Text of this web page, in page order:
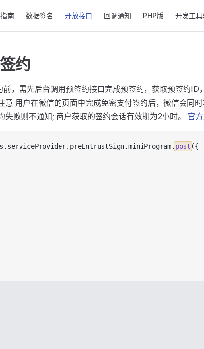
指南 数据签名 开放接口 回调通知 PHP版 开发工具
约
，需先后台调用预签约接口完成预签约，获取预签约ID
用户在微信的页面中完成免密支付签约后，微信会同
败则不通知; 商户获取的签约会话有效期为2小时。 官
. serviceProvider. preEntrustSign.miniProgram. post ({